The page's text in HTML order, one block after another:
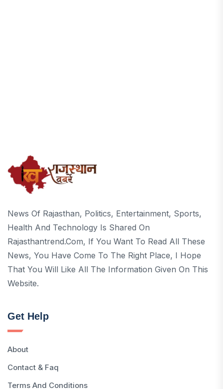
News Of Rajasthan, Politics, Entertainment, Sports,
Health And Technology Is Shared On
Rajasthantrend.com, If You Want To Read All These
News, You Have Come To The Right Place, I Hope
That You Will Like All The Information Given On This
Website.
Get Help
About
Contact & Faq
Terms And Conditions